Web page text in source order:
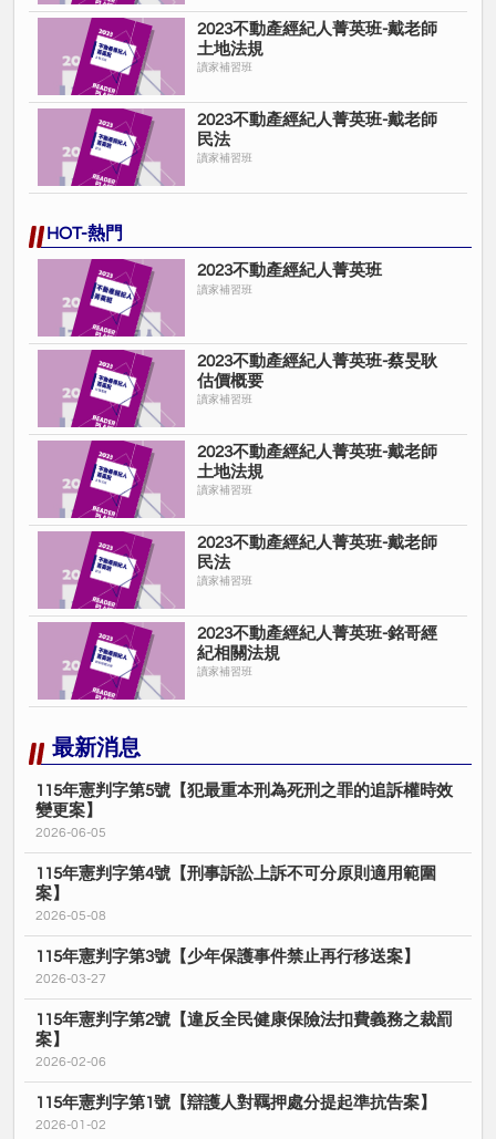
2023不動產經紀人菁英班-戴老師
土地法規
讀家補習班
2023不動產經紀人菁英班-戴老師
民法
讀家補習班
HOT-熱門
2023不動產經紀人菁英班
讀家補習班
2023不動產經紀人菁英班-蔡旻耿
估價概要
讀家補習班
2023不動產經紀人菁英班-戴老師
土地法規
讀家補習班
2023不動產經紀人菁英班-戴老師
民法
讀家補習班
2023不動產經紀人菁英班-銘哥經
紀相關法規
讀家補習班
最新消息
115年憲判字第5號【犯最重本刑為死刑之罪的追訴權時效
變更案】
2026-06-05
115年憲判字第4號【刑事訴訟上訴不可分原則適用範圍
案】
2026-05-08
115年憲判字第3號【少年保護事件禁止再行移送案】
2026-03-27
115年憲判字第2號【違反全民健康保險法扣費義務之裁罰
案】
2026-02-06
115年憲判字第1號【辯護人對羈押處分提起準抗告案】
2026-01-02